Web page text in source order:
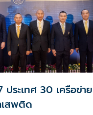
ประเทศ 30 เครือข่า
เสพติด